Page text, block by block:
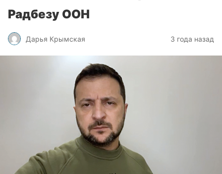
Радбезу ООН
Дарья Крымская 3 года назад